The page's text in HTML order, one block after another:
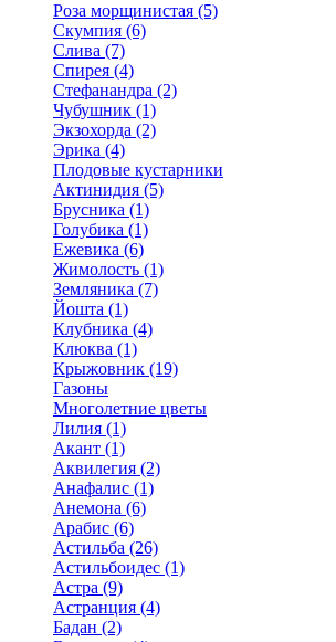
Роза морщинистая (5)
Скумпия (6)
Слива (7)
Спирея (4)
Стефанандра (2)
Чубушник (1)
Экзохорда (2)
Эрика (4)
Плодовые кустарники
Актинидия (5)
Брусника (1)
Голубика (1)
Ежевика (6)
Жимолость (1)
Земляника (7)
Йошта (1)
Клубника (4)
Клюква (1)
Крыжовник (19)
Газоны
Многолетние цветы
Лилия (1)
Акант (1)
Аквилегия (2)
Анафалис (1)
Анемона (6)
Арабис (6)
Астильба (26)
Астильбоидес (1)
Астра (9)
Астранция (4)
Бадан (2)